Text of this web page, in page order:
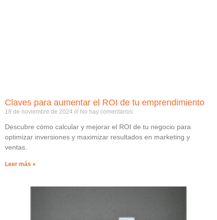
Claves para aumentar el ROI de tu emprendimiento
18 de noviembre de 2024 No hay comentarios
Descubre cómo calcular y mejorar el ROI de tu negocio para
optimizar inversiones y maximizar resultados en marketing y
ventas.
Leer más »